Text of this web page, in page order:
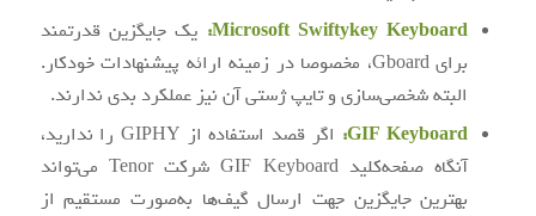
Microsoft Swiftykey Keyboard: یک جایگزین قدرتمند
برای Gboard، مخصوصا در زمینه ارائه پیشنهادات خودکار.
البته شخصی‌سازی و تایپ ژستی آن نیز عملکرد بدی ندارند.
GIF Keyboard
:
اگر قصد استفاده از GIPHY را ندارید،
آنگاه صفحه‌کلید GIF Keyboard شرکت Tenor می‌تواند
بهترین جایگزین جهت ارسال گیف‌ها به‌صورت مستقیم از